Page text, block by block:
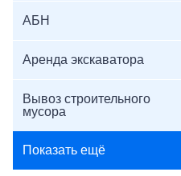
АБН
Аренда экскаватора
Вывоз строительного
мусора
Показать ещё